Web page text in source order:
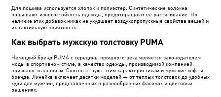
Для пошива используется хлопок и полиэстер. Синтетические волокна
повышают износостойкость одежды, предотвращают ее растягивание. Но
наличие этих добавок никак не ухудшает воздухопропускные свойства вещей и
их тактильную приятность.
Как выбрать мужскую толстовку PUMA
Немецкий бренд PUMA с середины прошлого века является законодателем
моды в спортивном стиле, а качество одежды, производимой компанией,
признано эталонным. Соответствуют этим характеристикам и мужские кофты
бренда. Линейка включает десятки моделей — от теплых толстовок до удобных
худи для мужчин, представленных в разнообразных фасонах и цветовых
решениях.